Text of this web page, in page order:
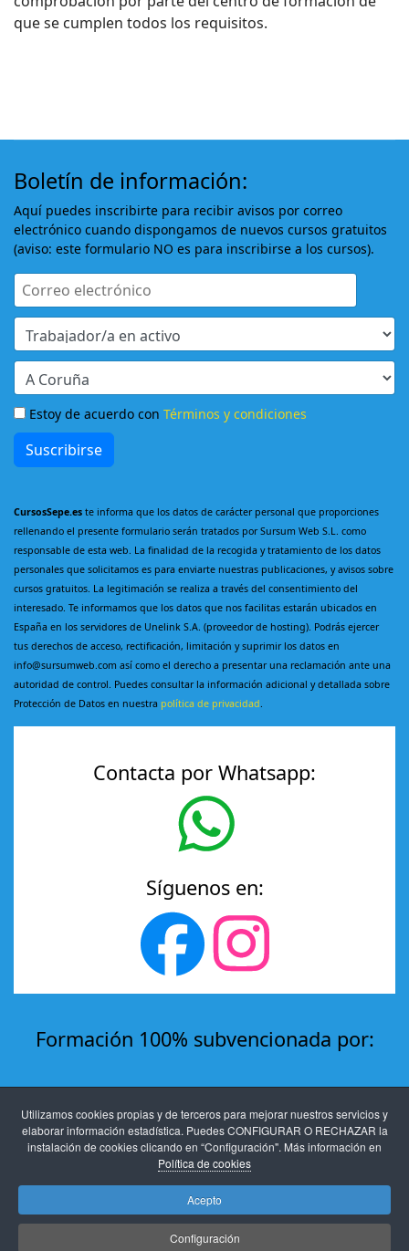
Utilizamos cookies propias y de terceros para mejorar nuestros servicios y
elaborar información estadística. Puedes CONFIGURAR O RECHAZAR la
instalación de cookies clicando en “Configuración". Más información en
Política de cookies
Acepto
Configuración
que se cumplen todos los requisitos.
Boletín de información:
Aquí puedes inscribirte para recibir avisos por correo
electrónico cuando dispongamos de nuevos cursos gratuitos
(aviso: este formulario NO es para inscribirse a los cursos).
Estoy de acuerdo con Términos y condiciones
Suscribirse
CursosSepe.es te informa que los datos de carácter personal que proporciones
rellenando el presente formulario serán tratados por Sursum Web S.L. como
responsable de esta web. La finalidad de la recogida y tratamiento de los datos
personales que solicitamos es para enviarte nuestras publicaciones, y avisos sobre
cursos gratuitos. La legitimación se realiza a través del consentimiento del
interesado. Te informamos que los datos que nos facilitas estarán ubicados en
España en los servidores de Unelink S.A. (proveedor de hosting). Podrás ejercer
tus derechos de acceso, rectificación, limitación y suprimir los datos en
info@sursumweb.com así como el derecho a presentar una reclamación ante una
autoridad de control. Puedes consultar la información adicional y detallada sobre
Protección de Datos en nuestra política de privacidad.
Contacta por Whatsapp:
Síguenos en:
Formación 100% subvencionada por:
Aviso legal-Protección de datos-Políticas de